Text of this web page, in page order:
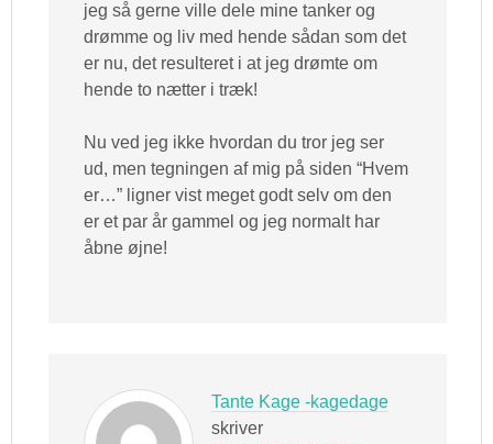
jeg så gerne ville dele mine tanker og
drømme og liv med hende sådan som det
er nu, det resulteret i at jeg drømte om
hende to nætter i træk!
Nu ved jeg ikke hvordan du tror jeg ser
ud, men tegningen af mig på siden “Hvem
er…” ligner vist meget godt selv om den
er et par år gammel og jeg normalt har
åbne øjne!
Tante Kage -kagedage
skriver